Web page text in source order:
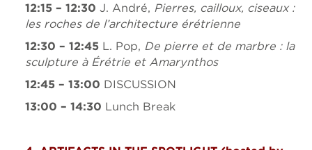
12:15 – 12:30 J. André, Pierres, cailloux, ciseaux :
les roches de l’architecture érétrienne
12:30 – 12:45 L. Pop, De pierre et de marbre : la
sculpture à Érétrie et Amarynthos
12:45 – 13:00 DISCUSSION
13:00 – 14:30 Lunch Break